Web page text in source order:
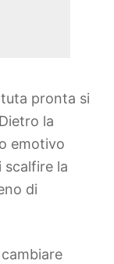
pronta si
la
emotivo
scalfire la
di